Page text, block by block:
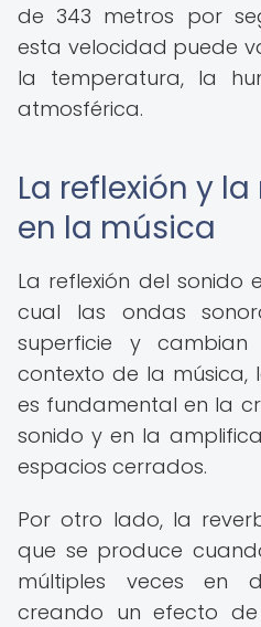
de 343 metros por
esta velocidad puede
la temperatura, la
atmosférica.
La reflexión y
en la música
La reflexión del sonido
cual las ondas
superficie y
contexto de la música,
es fundamental en la
sonido y en la
espacios cerrados.
Por otro lado, la
que se produce
múltiples veces en
creando un efecto